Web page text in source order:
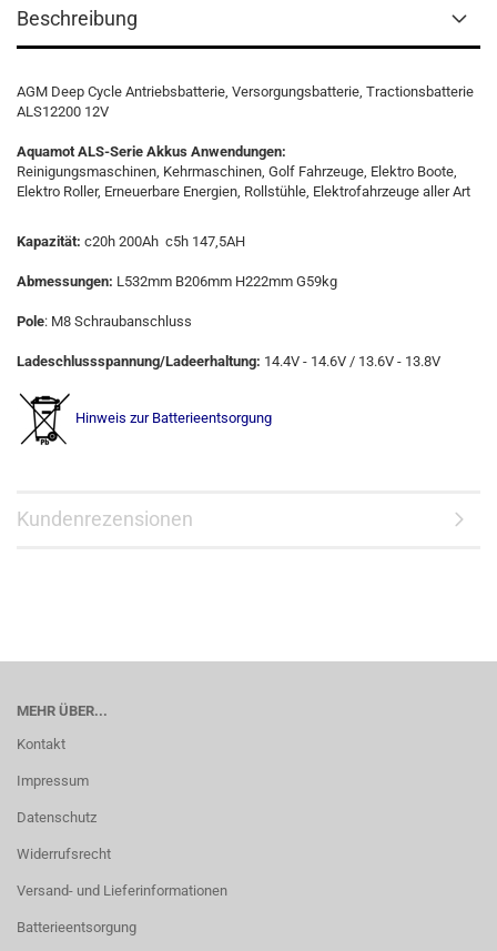
Beschreibung
AGM Deep Cycle Antriebsbatterie, Versorgungsbatterie, Tractionsbatterie
ALS12200 12V
Aquamot ALS-Serie Akkus Anwendungen:
Reinigungsmaschinen, Kehrmaschinen, Golf Fahrzeuge, Elektro Boote,
Elektro Roller, Erneuerbare Energien, Rollstühle, Elektrofahrzeuge aller Art
Kapazität: c20h 200Ah c5h 147,5AH
Abmessungen: L532mm B206mm H222mm G59kg
Pole: M8 Schraubanschluss
Ladeschlussspannung/Ladeerhaltung: 14.4V - 14.6V / 13.6V - 13.8V
Hinweis zur Batterieentsorgung
Kundenrezensionen
MEHR ÜBER...
Kontakt
Impressum
Datenschutz
Widerrufsrecht
Versand- und Lieferinformationen
Batterieentsorgung